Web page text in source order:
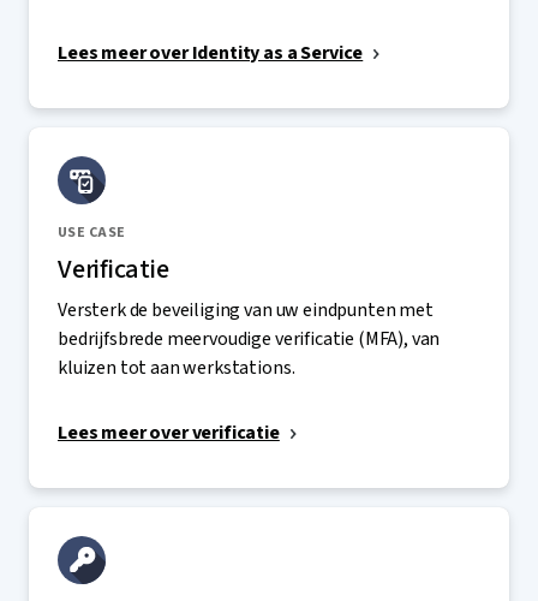
Lees meer over Identity as a Service
USE CASE
Verificatie
Versterk de beveiliging van uw eindpunten met
bedrijfsbrede meervoudige verificatie (MFA), van
kluizen tot aan werkstations.
Lees meer over verificatie